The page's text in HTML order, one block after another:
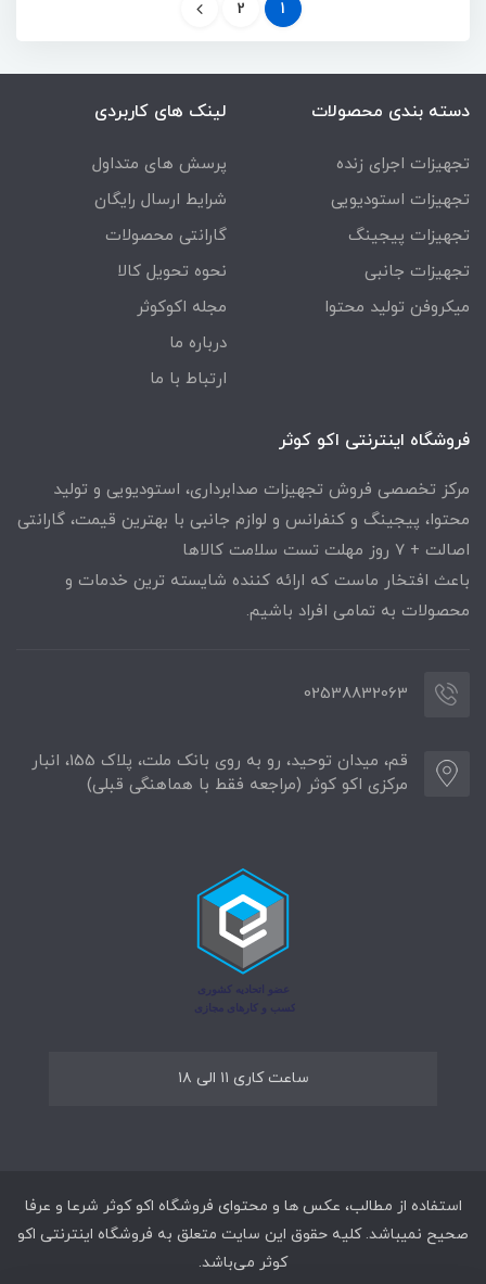
1
2
دسته بندی محصولات
تجهیزات اجرای زنده
تجهیزات استودیویی
تجهیزات پیجینگ
تجهیزات جانبی
میکروفن تولید محتوا
لینک های کاربردی
پرسش های متداول
شرایط ارسال رایگان
گارانتی محصولات
نحوه تحویل کالا
مجله اکوکوثر
درباره ما
ارتباط با ما
فروشگاه اینترنتی اکو کوثر
مرکز تخصصی فروش تجهیزات صدابرداری، استودیویی و تولید
محتوا، پیجینگ و کنفرانس و لوازم جانبی با بهترین قیمت، گارانتی
اصالت + ۷ روز مهلت تست سلامت کالاها
باعث افتخار ماست که ارائه کننده شایسته ترین خدمات و
محصولات به تمامی افراد باشیم.
02538832063
قم، میدان توحید، رو به روی بانک ملت، پلاک 155، انبار
مرکزی اکو کوثر (مراجعه فقط با هماهنگی قبلی)
ساعت کاری ۱۱ الی ۱۸
استفاده از مطالب، عکس ها و محتوای فروشگاه اکو کوثر شرعا و عرفا
صحیح نمیباشد. کلیه حقوق این سایت متعلق به فروشگاه اینترنتی اکو
کوثر می‌باشد.